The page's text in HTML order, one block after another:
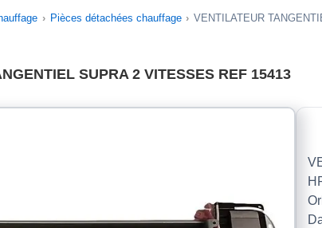
Pièces détachées chauffage VENTILATEUR
SUPRA 2 VITESSES REF 15413